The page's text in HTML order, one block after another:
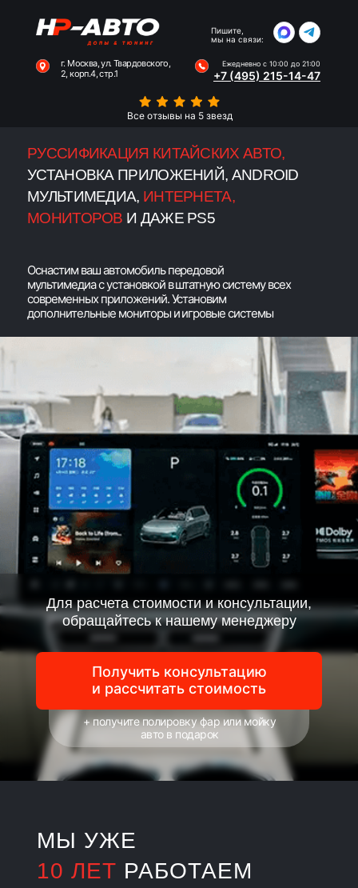
г. Москва, ул. Твардовского,
2, корп.4, стр.1
Все отзывы на 5 звезд
Ежедневно с 10:00 до 21:00
+7 (495) 215-14-47
Пишите,
мы на связи:
Услуги
Наши
работы
РУССИФИКАЦИЯ КИТАЙСКИХ АВТО,
УСТАНОВКА ПРИЛОЖЕНИЙ, ANDROID
МУЛЬТИМЕДИА, ИНТЕРНЕТА,
МОНИТОРОВ И ДАЖЕ PS5
Оснастим ваш автомобиль передовой
мультимедиа с установкой в штатную систему всех
современных приложений. Установим
дополнительные мониторы и игровые системы
Для расчета стоимости и консультации,
обращайтесь к нашему менеджеру
Получить консультацию
и рассчитать стоимость
+ получите полировку фар или мойку
авто в подарок
МЫ УЖЕ
10 ЛЕТ РАБОТАЕМ